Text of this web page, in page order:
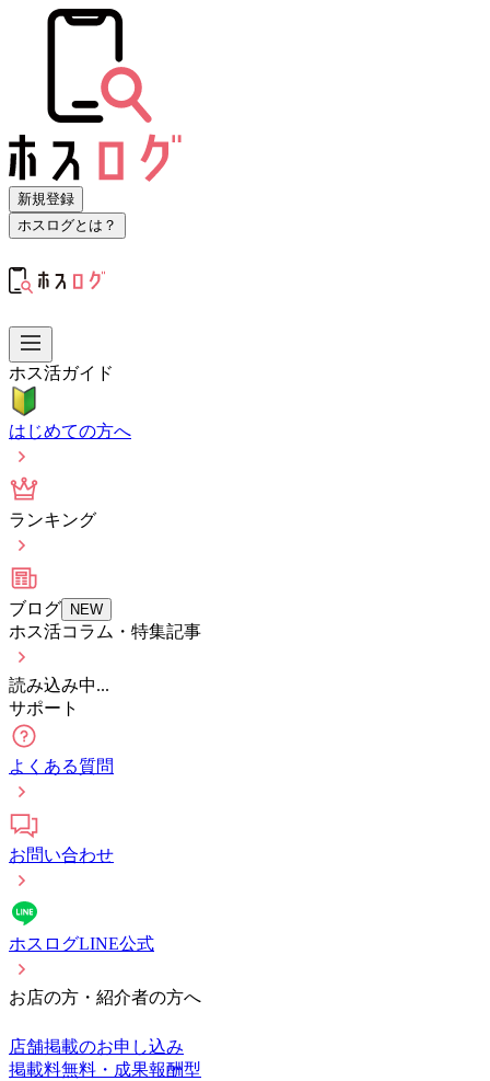
新規登録
ホスログとは？
ホス活ガイド
はじめての方へ
ランキング
ブログ NEW
ホス活コラム・特集記事
読み込み中...
サポート
よくある質問
お問い合わせ
ホスログLINE公式
お店の方・紹介者の方へ
店舗掲載のお申し込み
掲載料無料・成果報酬型